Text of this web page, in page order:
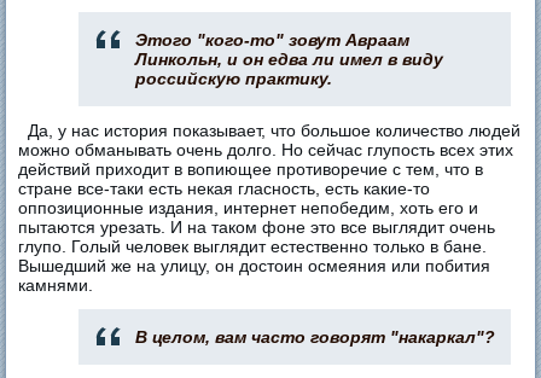
Этого "кого-то" зовут Авраам
Линкольн, и он едва ли имел в виду
российскую практику.
Да, у нас история показывает, что большое количество людей
можно обманывать очень долго. Но сейчас глупость всех этих
действий приходит в вопиющее противоречие с тем, что в
стране все-таки есть некая гласность, есть какие-то
оппозиционные издания, интернет непобедим, хоть его и
пытаются урезать. И на таком фоне это все выглядит очень
глупо. Голый человек выглядит естественно только в бане.
Вышедший же на улицу, он достоин осмеяния или побития
камнями.
В целом, вам часто говорят "накаркал"?